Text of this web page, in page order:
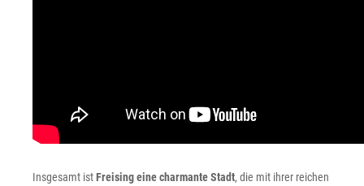
Insgesamt istFreising eine charmante Stadt, die mit ihrer reichen